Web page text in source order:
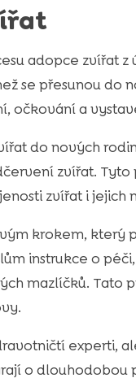
adopce zvířat
se přesunou do
očkování a
do nových
zvířat. Tyto
zvířat i jejich
krokem, který
instrukce o
mazlíčků. Tato
experti,
o dlouhodobou